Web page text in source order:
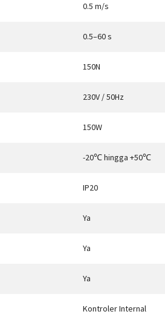
0.5 m/s
0.5–60 s
150N
230V / 50Hz
150W
-20℃ hingga +50℃
IP20
Ya
Ya
Ya
Kontroler Internal